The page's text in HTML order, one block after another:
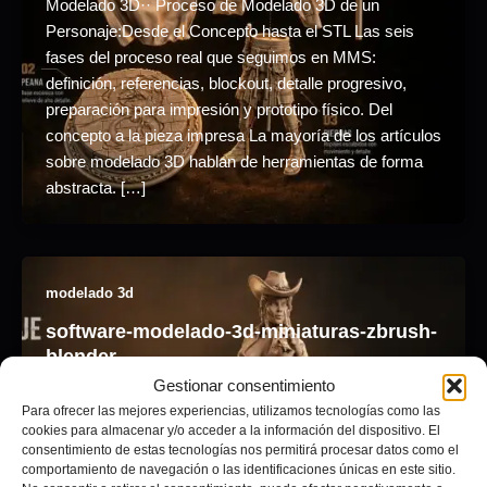
Gestionar consentimiento
Para ofrecer las mejores experiencias, utilizamos tecnologías como las
cookies para almacenar y/o acceder a la información del dispositivo. El
consentimiento de estas tecnologías nos permitirá procesar datos como el
comportamiento de navegación o las identificaciones únicas en este sitio.
Modelado 3D·· Proceso de Modelado 3D de un
Personaje:Desde el Concepto hasta el STL Las seis
fases del proceso real que seguimos en MMS:
definición, referencias, blockout, detalle progresivo,
preparación para impresión y prototipo físico. Del
concepto a la pieza impresa La mayoría de los artículos
sobre modelado 3D hablan de herramientas de forma
abstracta. […]
modelado 3d
software-modelado-3d-miniaturas-zbrush-
blender
Adrián Pagador julio 5, 2026
Modelado 3D·· ZBrush vs Blender para Modelado 3Dde
Miniaturas Qué usamos en MMS para cada parte del